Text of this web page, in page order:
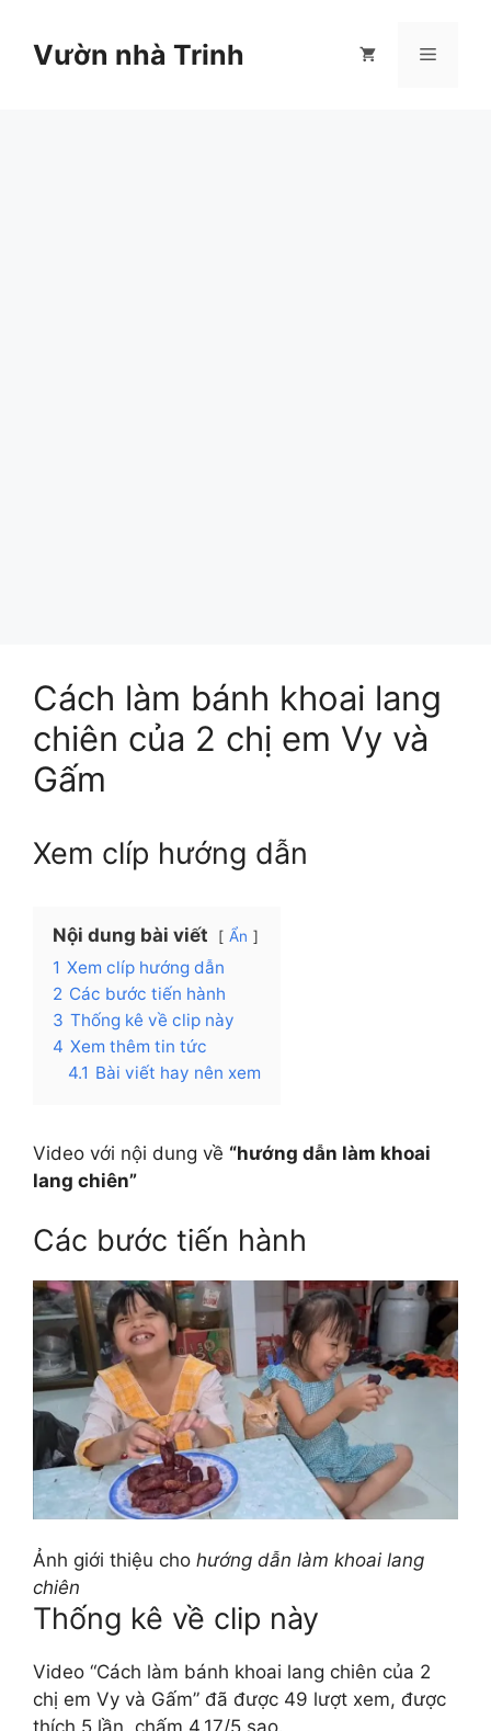
Vườn nhà Trinh Menu
Cách làm bánh khoai lang
chiên của 2 chị em Vy và
Gấm
Xem clíp hướng dẫn
Nội dung bài viết Ẩn
1 Xem clíp hướng dẫn
2 Các bước tiến hành
3 Thống kê về clip này
4 Xem thêm tin tức
4.1 Bài viết hay nên xem
Video với nội dung về “hướng dẫn làm khoai
lang chiên”
Các bước tiến hành
Ảnh giới thiệu cho hướng dẫn làm khoai lang
chiên
Thống kê về clip này
Video “Cách làm bánh khoai lang chiên của 2
chị em Vy và Gấm” đã được 49 lượt xem, được